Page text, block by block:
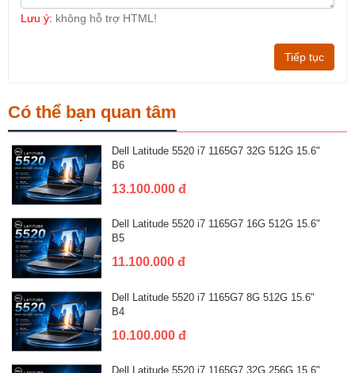
Lưu ý: không hỗ trợ HTML!
Tiếp tục
Có thể bạn quan tâm
Dell Latitude 5520 i7 1165G7 32G 512G 15.6"
B6
13.100.000 đ
Dell Latitude 5520 i7 1165G7 16G 512G 15.6"
B5
11.100.000 đ
Dell Latitude 5520 i7 1165G7 8G 512G 15.6"
B4
10.100.000 đ
Dell Latitude 5520 i7 1165G7 32G 256G 15.6"